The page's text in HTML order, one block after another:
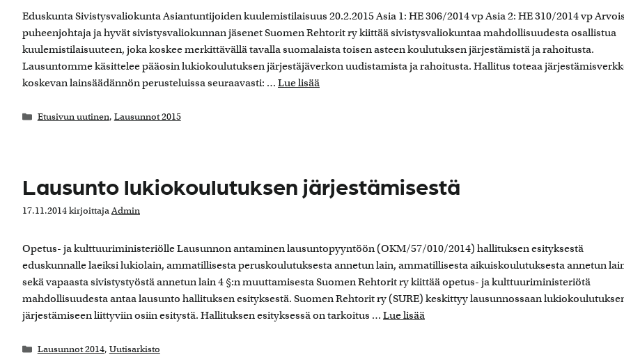
Eduskunta Sivistysvaliokunta Asiantuntijoiden kuulemistilaisuus 20.2.2015 Asia 1: HE 306/2014 vp Asia 2: HE 310/2014 vp
puheenjohtaja ja hyvät sivistysvaliokunnan jäsenet Suomen Rehtorit ry kiittää sivistysvaliokuntaa mahdollisuudesta osallistua
kuulemistilaisuuteen, joka koskee merkittävällä tavalla suomalaista toisen asteen koulutuksen järjestämistä ja rahoitusta.
Lausuntomme käsittelee pääosin lukiokoulutuksen järjestäjäverkon uudistamista ja rahoitusta. Hallitus toteaa
koskevan lainsäädännön perusteluissa seuraavasti: … Lue lisää
Kategoriat
Etusivun uutinen, Lausunnot 2015
Lausunto lukiokoulutuksen järjestämisestä
17.11.2014kirjoittajaAdmin
Opetus- ja kulttuuriministeriölle Lausunnon antaminen lausuntopyyntöön (OKM/57/010/2014) hallituksen esityksestä
eduskunnalle laeiksi lukiolain, ammatillisesta peruskoulutuksesta annetun lain, ammatillisesta aikuiskoulutuksesta annetun
sekä vapaasta sivistystyöstä annetun lain 4 §:n muuttamisesta Suomen Rehtorit ry kiittää opetus- ja kulttuuriministeriötä
mahdollisuudesta antaa lausunto hallituksen esityksestä. Suomen Rehtorit ry (SURE) keskittyy lausunnossaan
järjestämiseen liittyviin osiin esitystä. Hallituksen esityksessä on tarkoitus … Lue lisää
Kategoriat
Lausunnot 2014, Uutisarkisto